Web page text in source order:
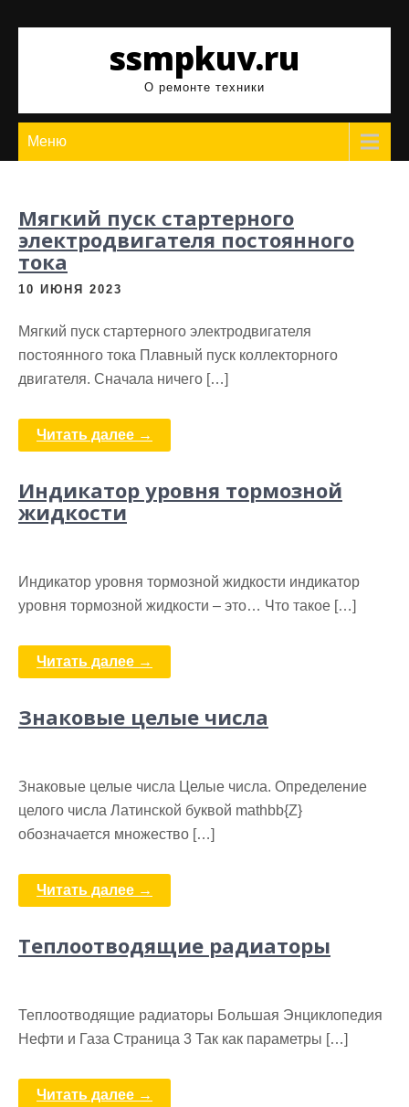
ssmpkuv.ru
О ремонте техники
Меню
Мягкий пуск стартерного
электродвигателя постоянного
тока
10 ИЮНЯ 2023
Мягкий пуск стартерного электродвигателя
постоянного тока Плавный пуск коллекторного
двигателя. Сначала ничего […]
Читать далее →
Индикатор уровня тормозной
жидкости
Индикатор уровня тормозной жидкости индикатор
уровня тормозной жидкости – это… Что такое […]
Читать далее →
Знаковые целые числа
Знаковые целые числа Целые числа. Определение
целого числа Латинской буквой mathbb{Z}
обозначается множество […]
Читать далее →
Теплоотводящие радиаторы
Теплоотводящие радиаторы Большая Энциклопедия
Нефти и Газа Cтраница 3 Так как параметры […]
Читать далее →